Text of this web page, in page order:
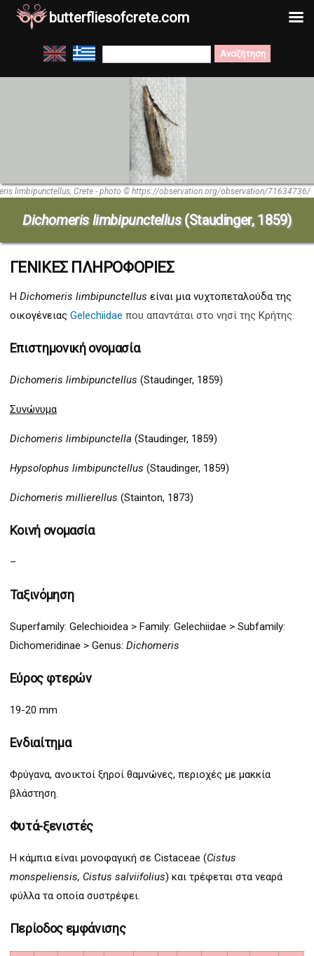
Μετάβαση
στο
Search
for:
limbipunctellus, Crete - photo © https://observation.org/observation/71634736/
Dichomeris limbipunctellus(Staudinger, 1859)
ΓΕΝΙΚΕΣ ΠΛΗΡΟΦΟΡΙΕΣ
Η Dichomeris limbipunctellus είναι μια νυχτοπεταλούδα της
οικογένειας Gelechiidae που απαντάται στο νησί της Κρήτης.
Επιστημονική ονομασία
Dichomeris limbipunctellus (Staudinger, 1859)
Συνώνυμα
Dichomeris limbipunctella (Staudinger, 1859)
Hypsolophus limbipunctellus (Staudinger, 1859)
Dichomeris millierellus (Stainton, 1873)
Κοινή ονομασία
–
Ταξινόμηση
Superfamily: Gelechioidea > Family: Gelechiidae > Subfamily:
Dichomeridinae > Genus: Dichomeris
Εύρος φτερών
19-20 mm
Ενδιαίτημα
Φρύγανα, ανοικτοί ξηροί θαμνώνες, περιοχές με μακκία
βλάστηση.
Φυτά-ξενιστές
Η κάμπια είναι μονοφαγική σε Cistaceae (Cistus
monspeliensis, Cistus salviifolius) και τρέφεται στα νεαρά
φύλλα τα οποία συστρέφει.
Περίοδος εμφάνισης
butterfliesofcrete.com